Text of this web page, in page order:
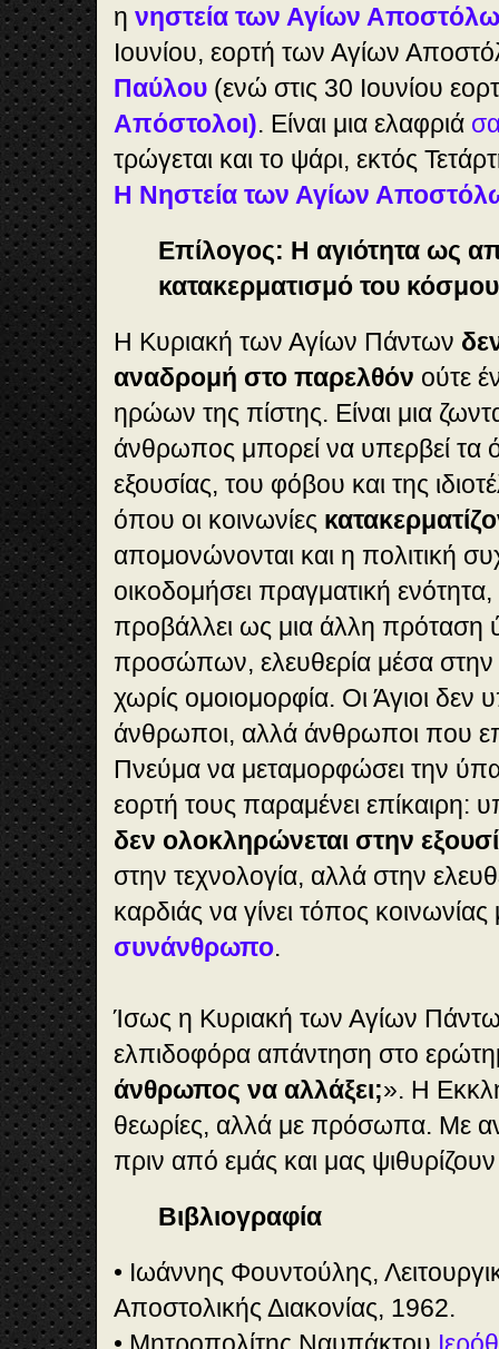
η νηστεία των Αγίων
Ιουνίου, εορτή των Αγίων
Παύλου (ενώ στις 30 Ιουνίου
Απόστολοι). Είναι μια ελαφριά
τρώγεται και το ψάρι, εκτός
Η Νηστεία των Αγίων
Επίλογος: Η αγιότητα ως
κατακερματισμό του κόσμου
Η Κυριακή των Αγίων Πάντων
αναδρομή στο παρελθόν ούτε
ηρώων της πίστης. Είναι μια
άνθρωπος μπορεί να υπερβεί τα
εξουσίας, του φόβου και της
όπου οι κοινωνίες
απομονώνονται και η πολιτική
οικοδομήσει πραγματική
προβάλλει ως μια άλλη πρόταση
προσώπων, ελευθερία μέσα στην
χωρίς ομοιομορφία. Οι Άγιοι δεν
άνθρωποι, αλλά άνθρωποι που
Πνεύμα να μεταμορφώσει την
εορτή τους παραμένει επίκαιρη:
δεν ολοκληρώνεται στην
στην τεχνολογία, αλλά στην
καρδιάς να γίνει τόπος
συνάνθρωπο.
Ίσως η Κυριακή των Αγίων
ελπιδοφόρα απάντηση στο
άνθρωπος να αλλάξει;». Η
θεωρίες, αλλά με πρόσωπα. Με
πριν από εμάς και μας
Βιβλιογραφία
• Ιωάννης Φουντούλης,
Αποστολικής Διακονίας, 1962.